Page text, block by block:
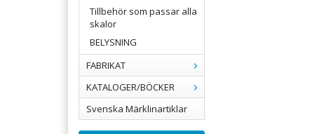
Tillbehör som passar alla
skalor
BELYSNING
FABRIKAT
KATALOGER/BÖCKER
Svenska Märklinartiklar